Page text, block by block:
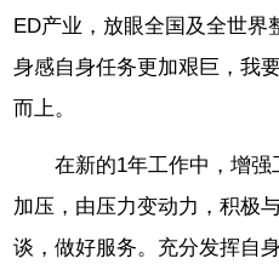
ED产业，放眼全国及全世
身感自身任务更加艰巨，我
而上。
在新的1年工作中，增
加压，由压力变动力，积极
谈，做好服务。充分发挥自